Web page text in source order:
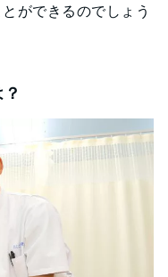
ができるのでしょう